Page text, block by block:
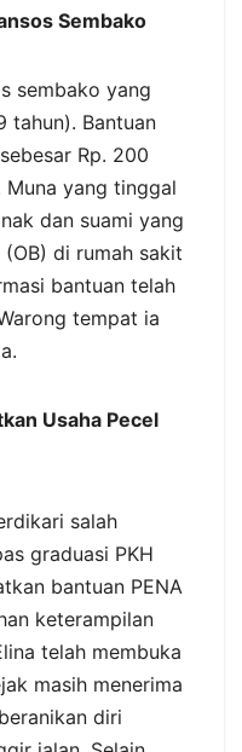
Sembako
sembako yang
tahun). Bantuan
Rp. 200
Muna yang tinggal
dan suami yang
di rumah sakit
bantuan telah
tempat ia
Usaha Pecel
salah
graduasi PKH
bantuan PENA
keterampilan
telah membuka
masih menerima
diri